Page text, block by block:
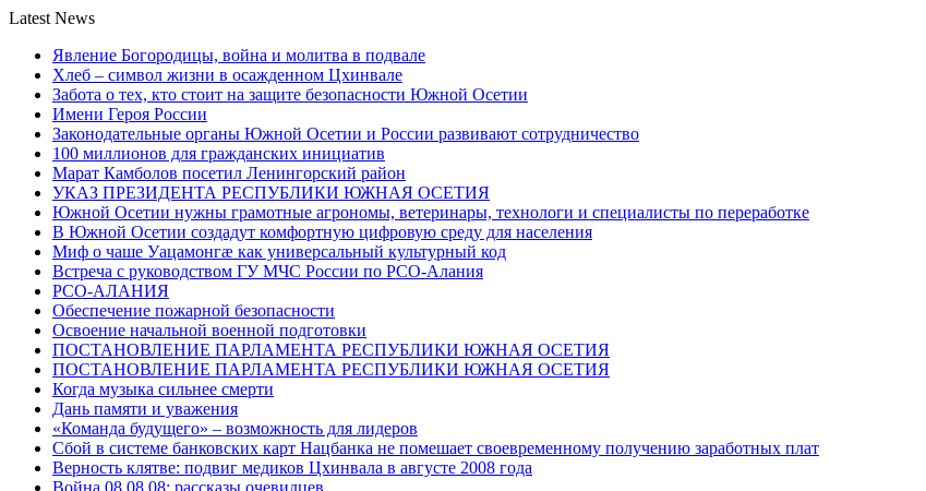
Latest News
Явление Богородицы, война и молитва в подвале
Хлеб – символ жизни в осажденном Цхинвале
Забота о тех, кто стоит на защите безопасности Южной Осетии
Имени Героя России
Законодательные органы Южной Осетии и России развивают сотрудничество
100 миллионов для гражданских инициатив
Марат Камболов посетил Ленингорский район
УКАЗ ПРЕЗИДЕНТА РЕСПУБЛИКИ ЮЖНАЯ ОСЕТИЯ
Южной Осетии нужны грамотные агрономы, ветеринары, технологи и специалисты по переработке
В Южной Осетии создадут комфортную цифровую среду для населения
Миф о чаше Уацамонгæ как универсальный культурный код
Встреча с руководством ГУ МЧС России по РСО-Алания
РСО-АЛАНИЯ
Обеспечение пожарной безопасности
Освоение начальной военной подготовки
ПОСТАНОВЛЕНИЕ ПАРЛАМЕНТА РЕСПУБЛИКИ ЮЖНАЯ ОСЕТИЯ
ПОСТАНОВЛЕНИЕ ПАРЛАМЕНТА РЕСПУБЛИКИ ЮЖНАЯ ОСЕТИЯ
Когда музыка сильнее смерти
Дань памяти и уважения
«Команда будущего» – возможность для лидеров
Сбой в системе банковских карт Нацбанка не помешает своевременному получению заработных плат
Верность клятве: подвиг медиков Цхинвала в августе 2008 года
Война 08.08.08: рассказы очевидцев